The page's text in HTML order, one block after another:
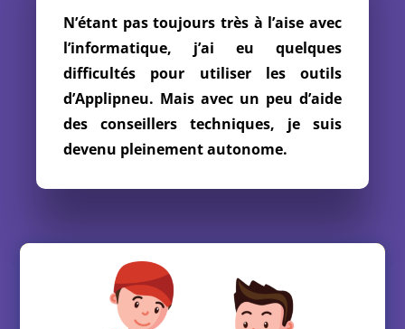
N’étant pas toujours très à l’aise avec
l’informatique, j’ai eu quelques
difficultés pour utiliser les outils
d’Applipneu. Mais avec un peu d’aide
des conseillers techniques, je suis
devenu pleinement autonome.